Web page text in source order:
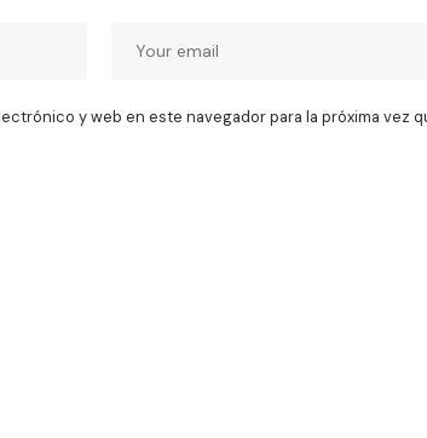
y web en este navegador para la próxima vez